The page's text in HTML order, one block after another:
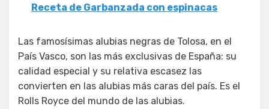
Receta de Garbanzada con espinacas
Las famosísimas alubias negras de Tolosa, en el
País Vasco, son las más exclusivas de España: su
calidad especial y su relativa escasez las
convierten en las alubias más caras del país. Es el
Rolls Royce del mundo de las alubias.